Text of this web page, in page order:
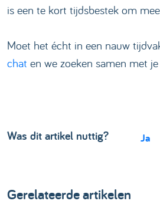
is een te kort tijdsbestek om
Moet het écht in een nauw
chat en we zoeken samen met
Was dit artikel nuttig? Ja
Gerelateerde artikelen